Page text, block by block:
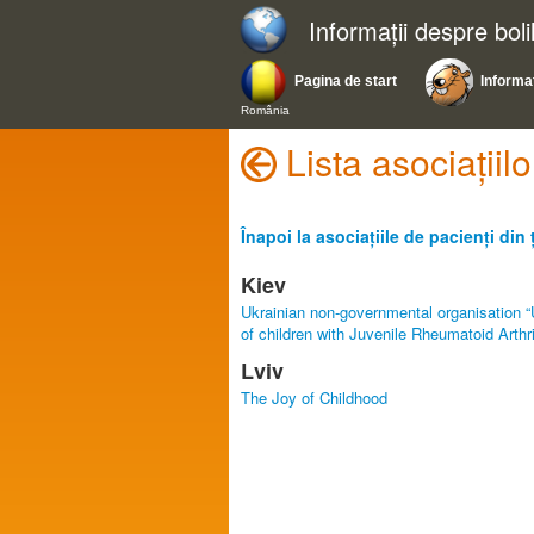
Informații despre
Pagina de start
România
Lista
Înapoi la asociațiile de pacienți din
Kiev
Ukrainian non-governmental organisation
of children with Juvenile Rheumatoid
Lviv
The Joy of Childhood